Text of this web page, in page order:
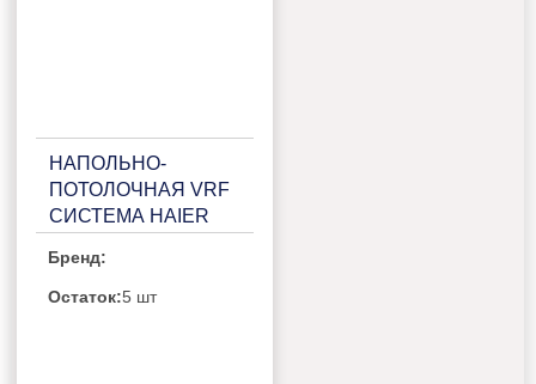
НАПОЛЬНО-
ПОТОЛОЧНАЯ VRF
СИСТЕМА HAIER
Бренд:
Остаток:5 шт